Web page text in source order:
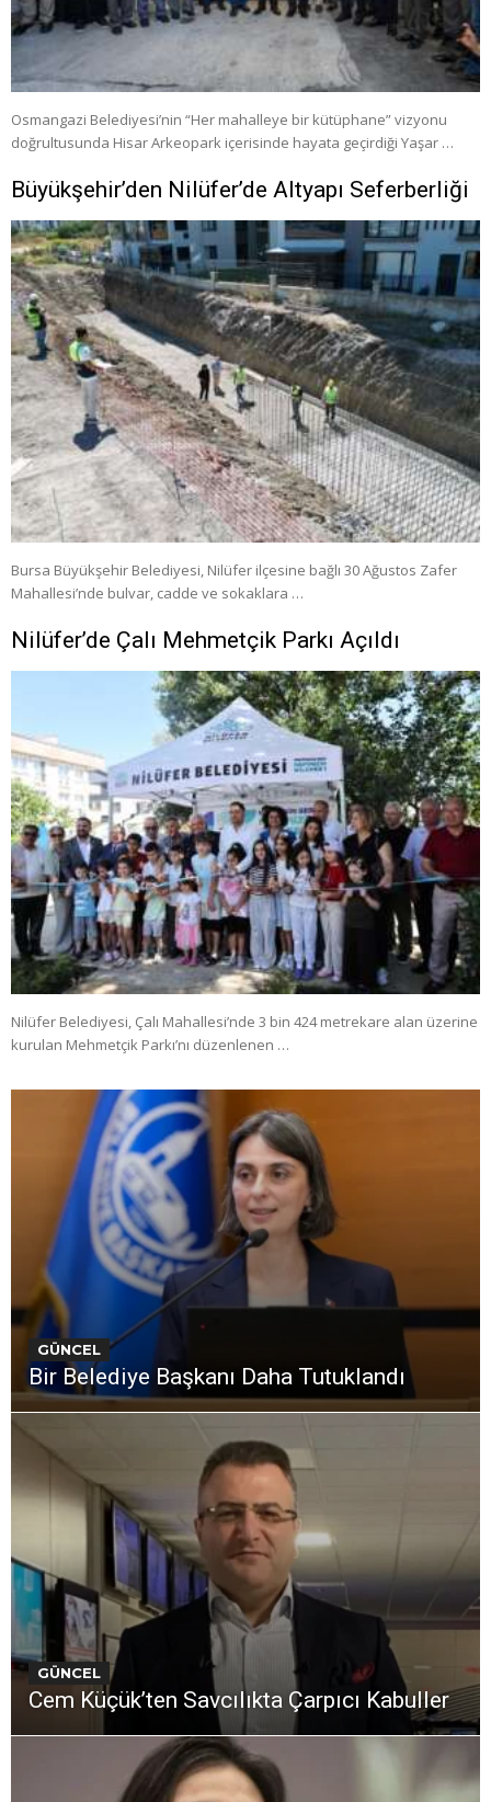
Osmangazi Belediyesi’nin “Her mahalleye bir kütüphane” vizyonu
doğrultusunda Hisar Arkeopark içerisinde hayata geçirdiği Yaşar …
Büyükşehir’den Nilüfer’de Altyapı Seferberliği
Bursa Büyükşehir Belediyesi, Nilüfer ilçesine bağlı 30 Ağustos Zafer
Mahallesi’nde bulvar, cadde ve sokaklara …
Nilüfer’de Çalı Mehmetçik Parkı Açıldı
Nilüfer Belediyesi, Çalı Mahallesi’nde 3 bin 424 metrekare alan üzerine
kurulan Mehmetçik Parkı’nı düzenlenen …
GÜNCEL
Bir Belediye Başkanı Daha Tutuklandı
GÜNCEL
Cem Küçük’ten Savcılıkta Çarpıcı Kabuller